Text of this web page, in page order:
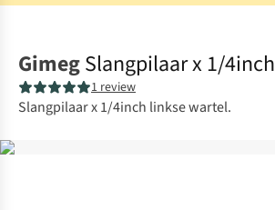
GimegSlangpilaar x 1/4inch
1 review
Slangpilaar x 1/4inch linkse wartel.